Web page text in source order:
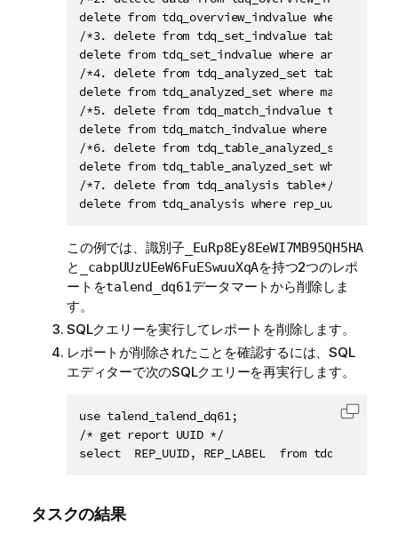
delete from tdq_overview_indvalue where an_pk
/*3. delete from tdq_set_indvalue table*/
delete from tdq_set_indvalue where an_pk in
/*4. delete from tdq_analyzed_set table*/
delete from tdq_analyzed_set where
/*5. delete from tdq_match_indvalue table*/
delete from tdq_match_indvalue where
/*6. delete from tdq_table_analyzed_set
delete from tdq_table_analyzed_set where an_pk
/*7. delete from tdq_analysis table*/
delete from tdq_analysis where rep_uuid in
この例では、識別子_EuRp8Ey8EeWI7MB95QH5HA
と _cabpUUzUEeW6FuESwuuXqAを持つ2つのレポ
ートをtalend_dq61データマートから削除しま
す。
SQLクエリーを実行してレポートを削除します。
レポートが削除されたことを確認するには、SQL
エディターで次のSQLクエリーを再実行します。
use talend_talend_dq61;
/* get report UUID */
select  REP_UUID, REP_LABEL  from
コード
タスクの結果